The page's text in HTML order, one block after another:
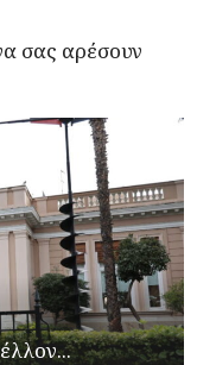
σας αρέσουν